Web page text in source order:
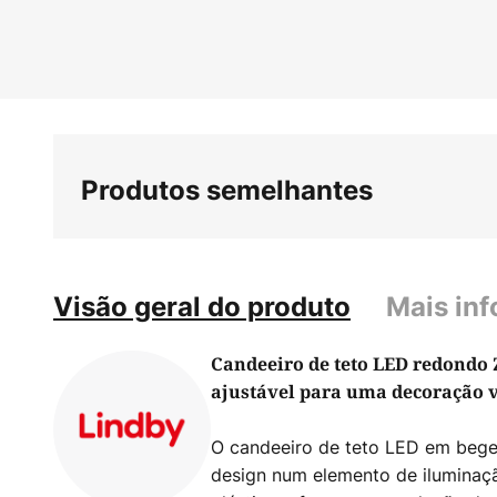
Produtos semelhantes
Visão geral do produto Mais
Candeeiro de teto LED
ajustável para uma decoração
O candeeiro de teto LED em
design num elemento de